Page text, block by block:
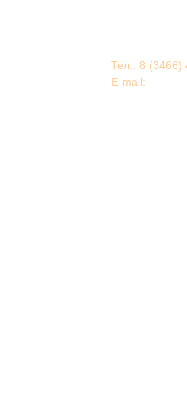
Тел.: 8 (3466)
E-mail: